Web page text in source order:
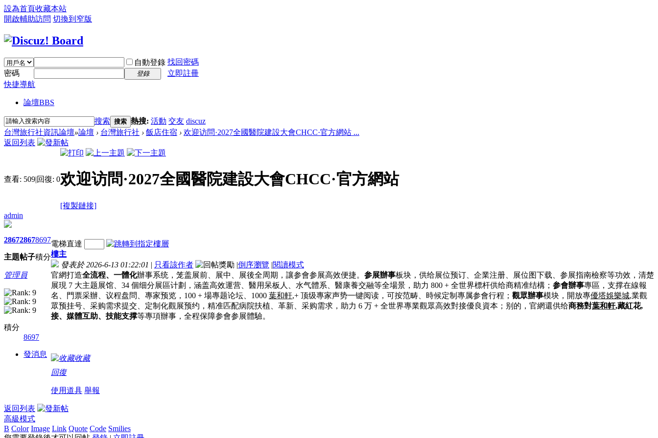
設為首頁收藏本站
開啟輔助訪問 切換到窄版
自動登錄 找回密碼
密碼
登錄
立即註冊
快捷導航
論壇BBS
搜索 搜索 熱搜: 活動 交友 discuz
台灣旅行社資訊論壇»論壇 › 台灣旅行社 › 飯店住宿 › 欢迎访問·2027全國醫院建設大會CHCC·官方網站 ...
返回列表
查看: 509|回復: 0欢迎访問·2027全國醫院建設大會CHCC·官方網站
[複製鏈接]
admin
2867
主題
2867
帖子
8697
積分
管理員
積分
8697
發消息
電梯直達
樓主
發表於 2026-6-13 01:22:01 | 只看該作者 |倒序瀏覽 |閱讀模式
官網打造全流程、一體化辦事系统，笼盖展前、展中、展後全周期，讓参會参展高效便捷。 参展辦事板块，供给展位预订、企業注册、展位图下载、参展指南檢察等功效，清楚
展現 7 大主题展馆、34 個细分展區计劃，涵盖高效運营、醫用呆板人、水气體系、醫康養交融等全場景，助力 800 + 全世界標杆供给商精准结構； 参會辦事專區，支撑在線報
名、門票采辦、议程盘問、專家预览，100 + 場專题论坛、1000 葉和軒,+ 顶级專家声势一键阅读，可按范畴、時候定制專属参會行程； 觀眾辦事模块，開放專優塔娛樂城,業觀
眾预挂号、采购需求提交、定制化觀展预约，精准匹配病院扶植、革新、采购需求，助力 6 万 + 全世界專業觀眾高效對接優良資本；别的，官網還供给商務對葉和軒,藏紅花,
接、媒體互助、技能支撑等專項辦事，全程保障参會参展體驗。
收藏
回復
使用道具 舉報
返回列表
高級模式
B Color Image Link Quote Code Smilies